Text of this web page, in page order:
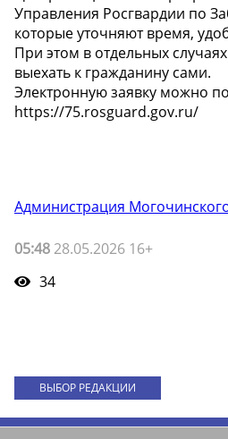
Управления Росгвардии по
которые уточняют время,
При этом в отдельных
выехать к гражданину сами.
Электронную заявку можно
https://75.rosguard.gov.ru/
Администрация
05:48 28.05.2026 16+
34
ВЫБОР РЕДАКЦИИ